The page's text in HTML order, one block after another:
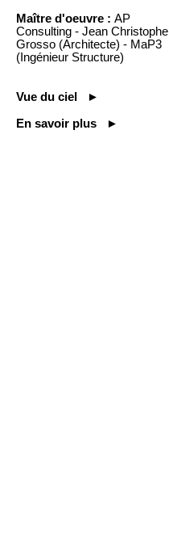
Maître d'oeuvre : AP
Consulting - Jean Christophe
Grosso (Architecte) - MaP3
(Ingénieur Structure)
Vue du ciel ►
En savoir plus ►